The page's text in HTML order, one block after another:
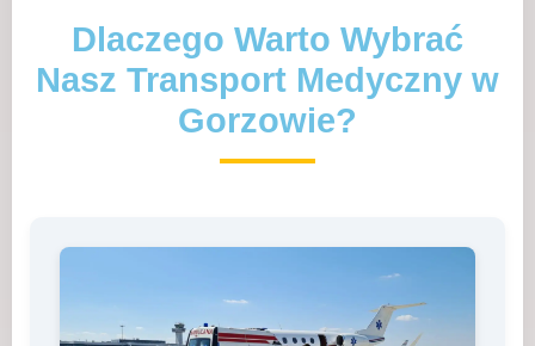
Dlaczego Warto Wybrać
Nasz Transport Medyczny w
Gorzowie?